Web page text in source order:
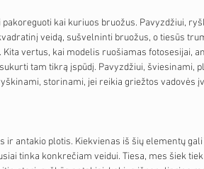
kai kuriuos bruožus. Pavyzdžiui,
veidą, sušvelninti bruožus, o tiesūs
vertus, kai modelis ruošiamas fotosesijai,
tam tikrą įspūdį. Pavyzdžiui, šviesinami,
storinami, jei reikia griežtos vadovės
ir antakio plotis. Kiekvienas iš šių elementų
tinka konkrečiam veidui. Tiesa, mes šiek